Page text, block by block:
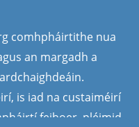
comhpháirtithe nua
an margadh a
is iad na custaiméirí
feiboer, pléimid